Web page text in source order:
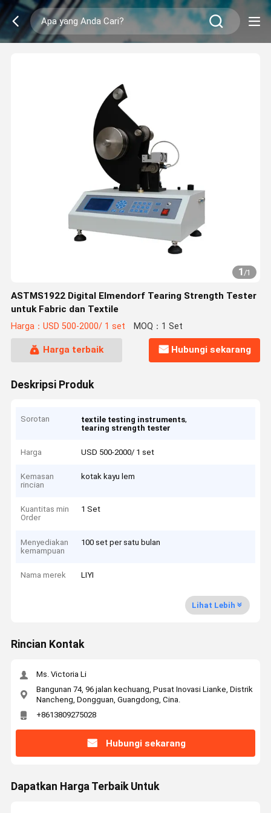
1/1
ASTMS1922 Digital Elmendorf Tearing Strength Tester
untuk Fabric dan Textile
Harga：USD 500-2000/ 1 set MOQ：1 Set
Harga terbaik Hubungi sekarang
Deskripsi Produk
Sorotan textile testing instruments,
tearing strength tester
Harga USD 500-2000/ 1 set
Kemasan
rincian
kotak kayu lem
Kuantitas min
Order
1 Set
Menyediakan
kemampuan
100 set per satu bulan
Nama merek LIYI
Lihat Lebih
Rincian Kontak
Ms. Victoria Li
Bangunan 74, 96 jalan kechuang, Pusat Inovasi Lianke, Distrik
Nancheng, Dongguan, Guangdong, Cina.
+8613809275028
Hubungi sekarang
Dapatkan Harga Terbaik Untuk